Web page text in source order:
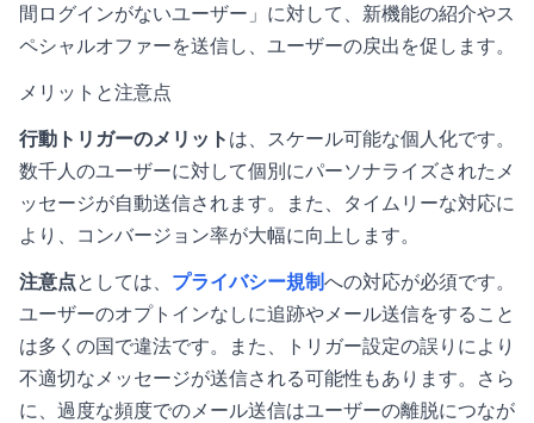
間ログインがないユーザー」に対して、新機能の紹介やス
ペシャルオファーを送信し、ユーザーの戻出を促します。
メリットと注意点
行動トリガーのメリット は、スケール可能な個人化です。
数千人のユーザーに対して個別にパーソナライズされたメ
ッセージが自動送信されます。また、タイムリーな対応に
より、コンバージョン率が大幅に向上します。
注意点としては、 プライバシー規制への対応が必須です。
ユーザーのオプトインなしに追跡やメール送信をすること
は多くの国で違法です。また、トリガー設定の誤りにより
不適切なメッセージが送信される可能性もあります。さら
に、過度な頻度でのメール送信はユーザーの離脱につなが